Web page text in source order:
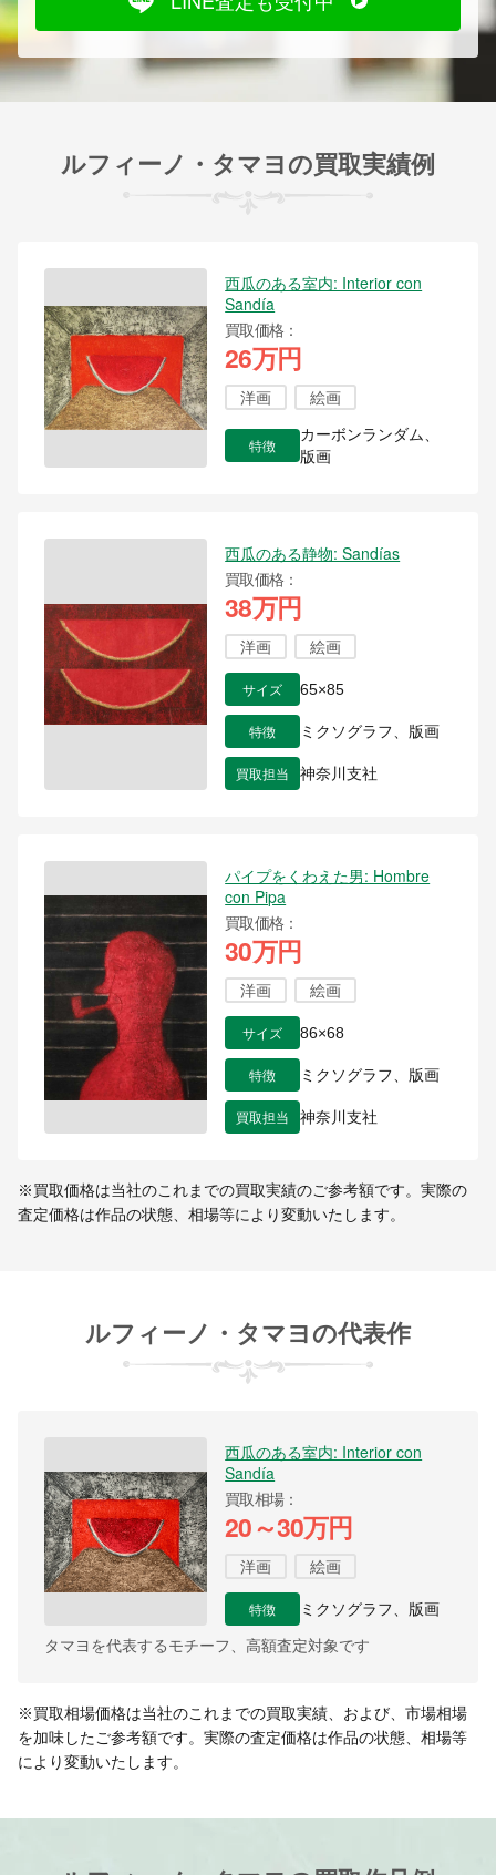
ルフィーノ・タマヨの買取実績例
西瓜のある室内: Interior con
Sandía
買取価格
26万円
洋画 絵画
特徴
カーボンランダム、
版画
西瓜のある静物: Sandías
買取価格
38万円
洋画 絵画
サイズ 65×85
特徴 ミクソグラフ、版画
買取担当 神奈川支社
パイプをくわえた男: Hombre
con Pipa
買取価格
30万円
洋画 絵画
サイズ 86×68
特徴 ミクソグラフ、版画
買取担当 神奈川支社
※買取価格は当社のこれまでの買取実績のご参考額です。実際の
査定価格は作品の状態、相場等により変動いたします。
ルフィーノ・タマヨの代表作
西瓜のある室内: Interior con
Sandía
買取相場
20～30万円
洋画 絵画
特徴 ミクソグラフ、版画
タマヨを代表するモチーフ、高額査定対象です
※買取相場価格は当社のこれまでの買取実績、および、市場相場
を加味したご参考額です。実際の査定価格は作品の状態、相場等
により変動いたします。